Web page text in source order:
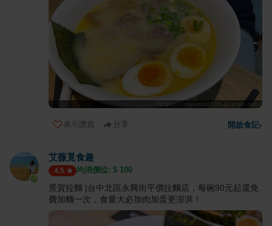
表示讚賞 分享 開啟食記›
艾薇覓食趣
4.5 均消價位: $ 100
景賀拉麵 |台中北區永興街平價拉麵店，每碗90元起還免
費加麵一次，食量大必加肉加蛋更澎湃！